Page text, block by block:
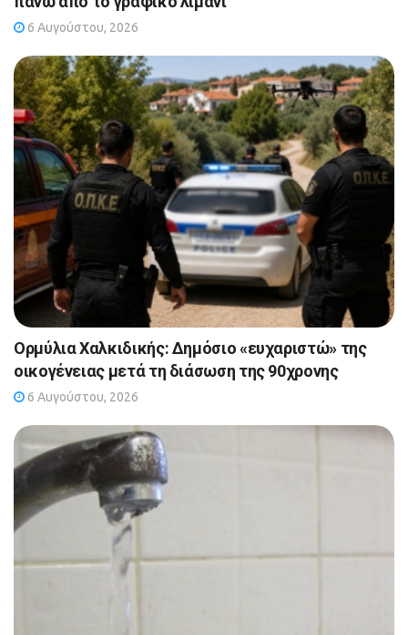
6 Αυγούστου, 2026
Ορμύλια Χαλκιδικής: Δημόσιο «ευχαριστώ» της
οικογένειας μετά τη διάσωση της 90χρονης
6 Αυγούστου, 2026